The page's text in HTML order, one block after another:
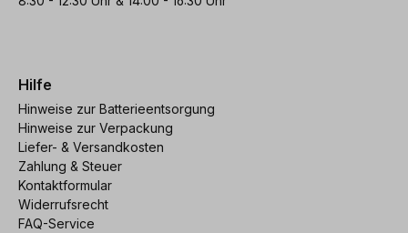
Hilfe
Hinweise zur Batterieentsorgung
Hinweise zur Verpackung
Liefer- & Versandkosten
Zahlung & Steuer
Kontaktformular
Widerrufsrecht
FAQ-Service